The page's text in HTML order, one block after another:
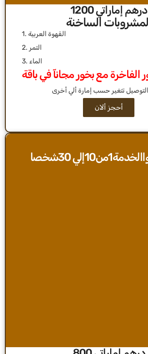
درهم إماراتي 1200
الساخنة
1. القهوة العربية
2. التمر
3. الماء
مع بخور مجانآ في باقة
أحجز ألان
30شخصا